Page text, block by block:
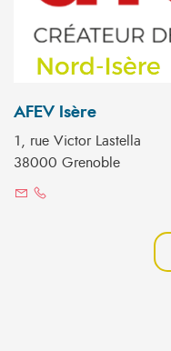
AFEV Isère
1, rue Victor Lastella
38000 Grenoble